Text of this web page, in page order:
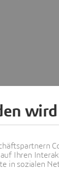
wird
Ihren
in sozialen